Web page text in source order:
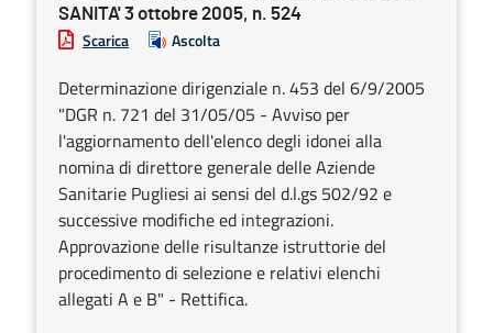
SANITA' 3 ottobre 2005, n. 524
Scarica Ascolta
Determinazione dirigenziale n. 453 del 6/9/2005
"DGR n. 721 del 31/05/05 - Avviso per
l'aggiornamento dell'elenco degli idonei alla
nomina di direttore generale delle Aziende
Sanitarie Pugliesi ai sensi del d.l.gs 502/92 e
successive modifiche ed integrazioni.
Approvazione delle risultanze istruttorie del
procedimento di selezione e relativi elenchi
allegati A e B" - Rettifica.